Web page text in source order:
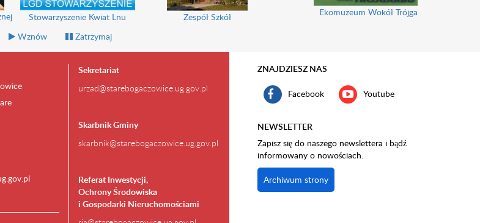
Stowarzyszenie Kwiat Lnu Zespół Szkół Ekomuzeum Wokół Trójgarbu
Wznów Zatrzymaj
Sekretariat
urzad@starebogaczowice.ug.gov.pl
Skarbnik Gminy
skarbnik@starebogaczowice.ug.gov.pl
Referat Inwestycji,
Ochrony Środowiska
i Gospodarki Nieruchomościami
ZNAJDZIESZ NAS
Facebook Youtube
NEWSLETTER
Zapisz się do naszego newslettera i bądź
informowany o nowościach.
Archiwum strony